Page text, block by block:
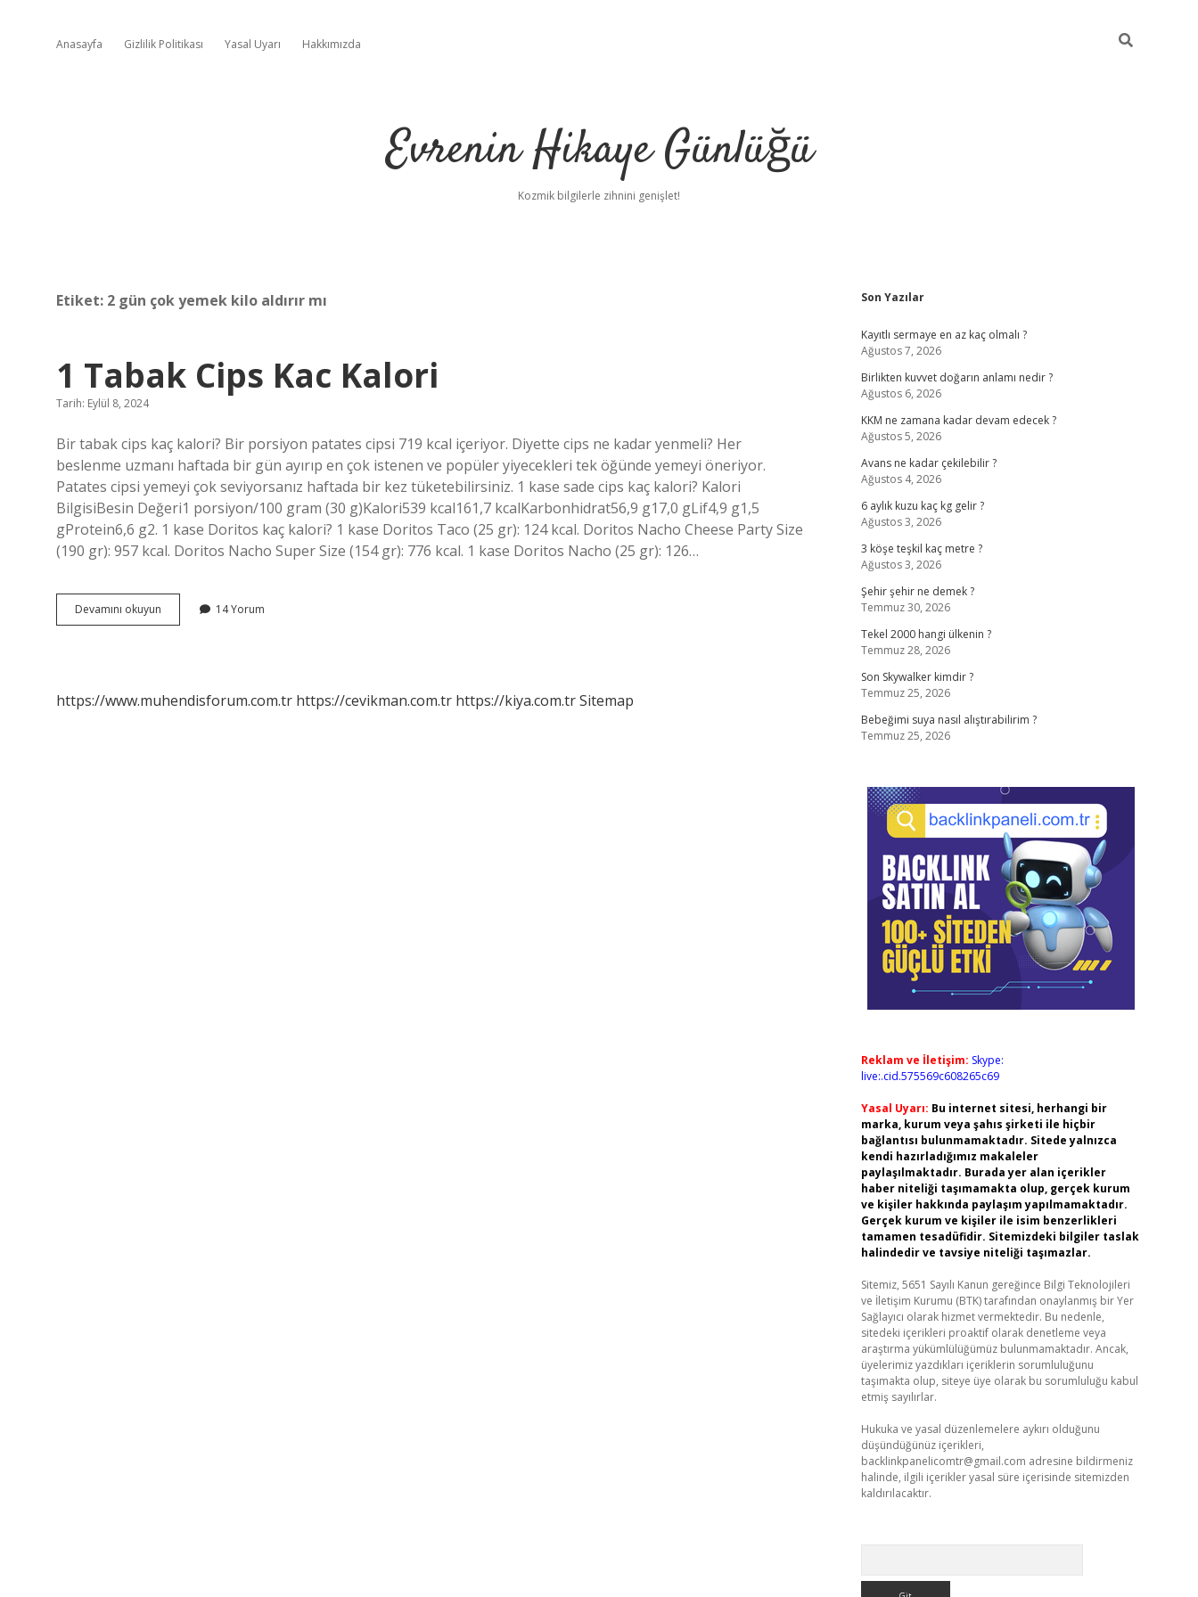
Anasayfa Gizlilik Politikası Yasal Uyarı Hakkımızda
Evrenin Hikaye Günlüğü
Kozmik bilgilerle zihnini genişlet!
Etiket: 2 gün çok yemek kilo aldırır mı
1 Tabak Cips Kac Kalori
Tarih: Eylül 8, 2024
Bir tabak cips kaç kalori? Bir porsiyon patates cipsi 719 kcal içeriyor. Diyette cips ne kadar yenmeli? Her
beslenme uzmanı haftada bir gün ayırıp en çok istenen ve popüler yiyecekleri tek öğünde yemeyi öneriyor.
Patates cipsi yemeyi çok seviyorsanız haftada bir kez tüketebilirsiniz. 1 kase sade cips kaç kalori? Kalori
BilgisiBesin Değeri1 porsiyon/100 gram (30 g)Kalori539 kcal161,7 kcalKarbonhidrat56,9 g17,0 gLif4,9 g1,5
gProtein6,6 g2. 1 kase Doritos kaç kalori? 1 kase Doritos Taco (25 gr): 124 kcal. Doritos Nacho Cheese Party Size
(190 gr): 957 kcal. Doritos Nacho Super Size (154 gr): 776 kcal. 1 kase Doritos Nacho (25 gr): 126…
Devamını okuyun
Tabak
14 Yorum
https://www.muhendisforum.com.tr https://cevikman.com.tr https://kiya.com.trSitemap
Sidebar
Son Yazılar
Kayıtlı sermaye en az kaç olmalı ?
Ağustos 7, 2026
Birlikten kuvvet doğarın anlamı nedir ?
Ağustos 6, 2026
KKM ne zamana kadar devam edecek ?
Ağustos 5, 2026
Avans ne kadar çekilebilir ?
Ağustos 4, 2026
6 aylık kuzu kaç kg gelir ?
Ağustos 3, 2026
3 köşe teşkil kaç metre ?
Ağustos 3, 2026
Şehir şehir ne demek ?
Temmuz 30, 2026
Tekel 2000 hangi ülkenin ?
Temmuz 28, 2026
Son Skywalker kimdir ?
Temmuz 25, 2026
Bebeğimi suya nasıl alıştırabilirim ?
Temmuz 25, 2026
Reklam ve İletişim: Skype:
live:.cid.575569c608265c69
Yasal Uyarı: Bu internet sitesi, herhangi bir
marka, kurum veya şahıs şirketi ile hiçbir
bağlantısı bulunmamaktadır. Sitede yalnızca
kendi hazırladığımız makaleler
paylaşılmaktadır. Burada yer alan içerikler
haber niteliği taşımamakta olup, gerçek kurum
ve kişiler hakkında paylaşım yapılmamaktadır.
Gerçek kurum ve kişiler ile isim benzerlikleri
tamamen tesadüfidir. Sitemizdeki bilgiler taslak
halindedir ve tavsiye niteliği taşımazlar.
Sitemiz, 5651 Sayılı Kanun gereğince Bilgi Teknolojileri
ve İletişim Kurumu (BTK) tarafından onaylanmış bir Yer
Sağlayıcı olarak hizmet vermektedir. Bu nedenle,
sitedeki içerikleri proaktif olarak denetleme veya
araştırma yükümlülüğümüz bulunmamaktadır. Ancak,
üyelerimiz yazdıkları içeriklerin sorumluluğunu
taşımakta olup, siteye üye olarak bu sorumluluğu kabul
etmiş sayılırlar.
Hukuka ve yasal düzenlemelere aykırı olduğunu
düşündüğünüz içerikleri,
backlinkpanelicomtr@gmail.com adresine bildirmeniz
halinde, ilgili içerikler yasal süre içerisinde sitemizden
kaldırılacaktır.